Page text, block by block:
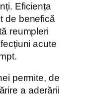
Eficiența
de benefică
reumpleri
acute
permite, de
a aderării